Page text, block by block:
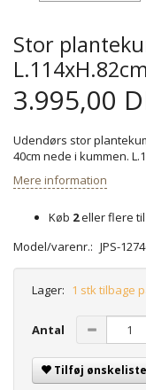
Stor
L.114xH.82cm
3.995,00
Udendørs stor
40cm nede i kummen.
Mere information
Køb 2eller flere til
Model/varenr.: JPS-
Lager: 1 stk tilbage
Antal
Tilføj ønskeliste